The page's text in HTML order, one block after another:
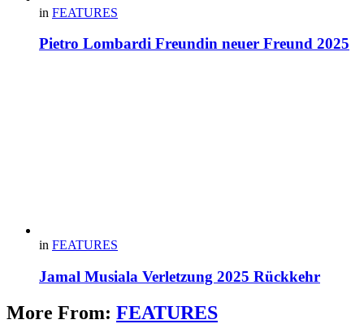
in FEATURES
Pietro Lombardi Freundin neuer Freund 2025
in FEATURES
Jamal Musiala Verletzung 2025 Rückkehr
More From: FEATURES